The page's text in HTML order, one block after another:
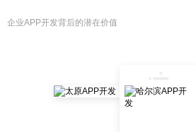
企业APP开发背后的潜在价值